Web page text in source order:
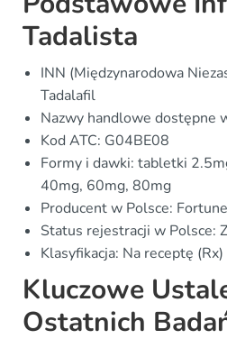
Tadalista
INN (Międzynarodowa
Tadalafil
Nazwy handlowe dostępne
Kod ATC: G04BE08
Formy i dawki: tabletki
40mg, 60mg, 80mg
Producent w Polsce:
Status rejestracji w Polsce:
Klasyfikacja: Na receptę (Rx)
Kluczowe
Ostatnich